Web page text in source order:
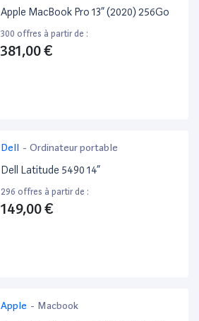
Apple MacBook Pro 13” (2020) 256Go
300 offres à partir de :
381,00 €
Dell - Ordinateur portable
Dell Latitude 5490 14”
296 offres à partir de :
149,00 €
Apple - Macbook